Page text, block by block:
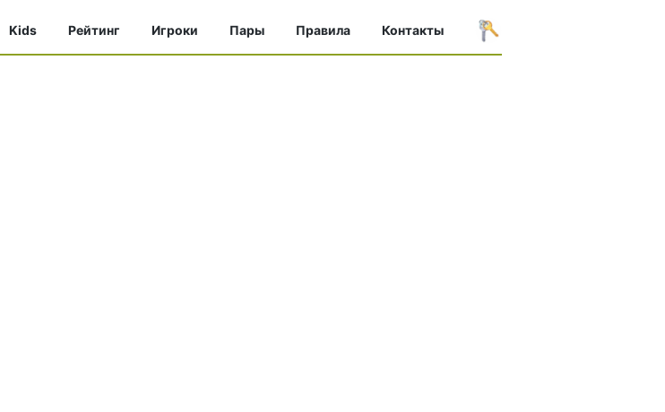
Kids Рейтинг Игроки Пары Правила Контакты